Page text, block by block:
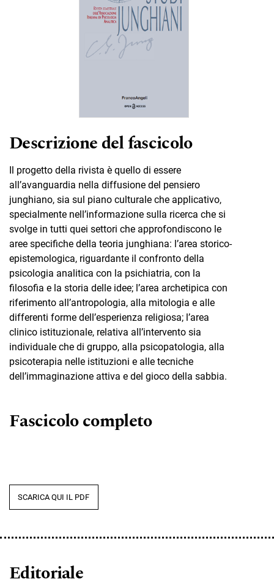
Descrizione del fascicolo
Il progetto della rivista è quello di essere
all’avanguardia nella diffusione del pensiero
junghiano, sia sul piano culturale che applicativo,
specialmente nell’informazione sulla ricerca che si
svolge in tutti quei settori che approfondiscono le
aree specifiche della teoria junghiana: l’area storico-
epistemologica, riguardante il confronto della
psicologia analitica con la psichiatria, con la
filosofia e la storia delle idee; l’area archetipica con
riferimento all’antropologia, alla mitologia e alle
differenti forme dell’esperienza religiosa; l’area
clinico istituzionale, relativa all’intervento sia
individuale che di gruppo, alla psicopatologia, alla
psicoterapia nelle istituzioni e alle tecniche
dell’immaginazione attiva e del gioco della sabbia.
Fascicolo completo
SCARICA QUI IL PDF
Editoriale